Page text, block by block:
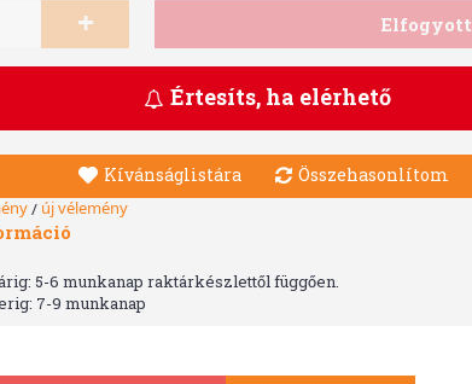
+ Elfogyott
Értesíts, ha elérhető
Kívánságlistára Összehasonlítom
/ új vélemény
5-6 munkanap raktárkészlettől függően.
7-9 munkanap